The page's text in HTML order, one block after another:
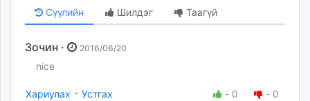
Сүүлийн Шилдэг Таагүй
Зочин · 2016/06/20
nice
Хариулах · Устгах - 0 - 0